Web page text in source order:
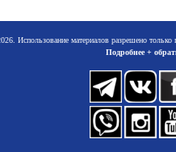
Использование материалов разрешено
Подробнее +